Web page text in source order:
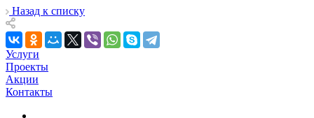
Назад к списку
Услуги
Проекты
Акции
Контакты